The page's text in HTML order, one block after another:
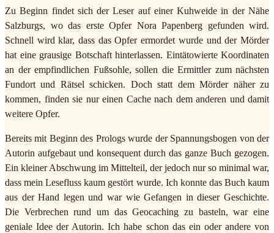
Zu Beginn findet sich der Leser auf einer Kuhweide in der Nähe
Salzburgs, wo das erste Opfer Nora Papenberg gefunden wird.
Schnell wird klar, dass das Opfer ermordet wurde und der Mörder
hat eine grausige Botschaft hinterlassen. Eintätowierte Koordinaten
an der empfindlichen Fußsohle, sollen die Ermittler zum nächsten
Fundort und Rätsel schicken. Doch statt dem Mörder näher zu
kommen, finden sie nur einen Cache nach dem anderen und damit
weitere Opfer.
Bereits mit Beginn des Prologs wurde der Spannungsbogen von der
Autorin aufgebaut und konsequent durch das ganze Buch gezogen.
Ein kleiner Abschwung im Mittelteil, der jedoch nur so minimal war,
dass mein Lesefluss kaum gestört wurde. Ich konnte das Buch kaum
aus der Hand legen und war wie Gefangen in dieser Geschichte.
Die Verbrechen rund um das Geocaching zu basteln, war eine
geniale Idee der Autorin. Ich habe schon das ein oder andere von